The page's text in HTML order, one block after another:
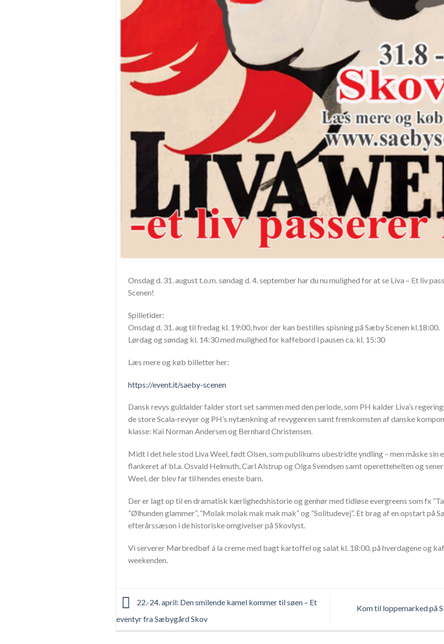
Onsdag d. 31. august t.o.m. søndag d. 4. september har du nu mulighed for at se Liva – Et liv
Scenen!
Spilletider:
Onsdag d. 31. aug til fredag kl. 19:00, hvor der kan bestilles spisning på Sæby Scenen kl.18:00.
Lørdag og søndag kl. 14:30 med mulighed for kaffebord i pausen ca. kl. 15:30
Læs mere og køb billetter her:
https://event.it/saeby-scenen
Dansk revys guldalder falder stort set sammen med den periode, som PH kalder Liva’s
de store Scala-revyer og PH’s nytænkning af revygenren samt fremkomsten af danske
klasse: Kai Norman Andersen og Bernhard Christensen.
Midt i det hele stod Liva Weel, født Olsen, som publikums ubestridte yndling – men måske sin
flankeret af bl.a. Osvald Helmuth, Carl Alstrup og Olga Svendsen samt operettehelten og
Weel, der blev far til hendes eneste barn.
Der er lagt op til en dramatisk kærlighedshistorie og genhør med tidløse evergreens som fx
”Ølhunden glammer”, ”Molak molak mak mak mak” og ”Solitudevej”. Et brag af en opstart på
efterårssæson i de historiske omgivelser på Skovlyst.
Vi serverer Mørbredbøf á la creme med bagt kartoffel og salat kl. 18:00. på hverdagene og
weekenden.
22.-24. april: Den smilende kamel kommer til søen – Et
eventyr fra Sæbygård Skov
Kom til loppemarked på